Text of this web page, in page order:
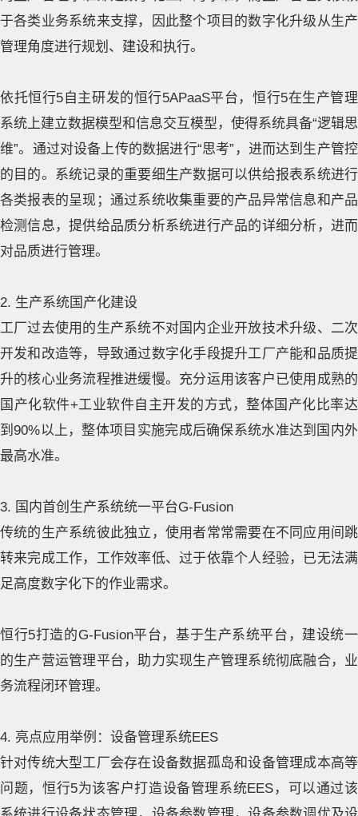
于各类业务系统来支撑，因此整个项目的数字化升级从生产
管理角度进行规划、建设和执行。
依托恒行5自主研发的恒行5APaaS平台，恒行5在生产管理
系统上建立数据模型和信息交互模型，使得系统具备“逻辑思
维”。通过对设备上传的数据进行“思考”，进而达到生产管控
的目的。系统记录的重要细生产数据可以供给报表系统进行
各类报表的呈现；通过系统收集重要的产品异常信息和产品
检测信息，提供给品质分析系统进行产品的详细分析，进而
对品质进行管理。
2. 生产系统国产化建设
工厂过去使用的生产系统不对国内企业开放技术升级、二次
开发和改造等，导致通过数字化手段提升工厂产能和品质提
升的核心业务流程推进缓慢。充分运用该客户已使用成熟的
国产化软件+工业软件自主开发的方式，整体国产化比率达
到90%以上，整体项目实施完成后确保系统水准达到国内外
最高水准。
3. 国内首创生产系统统一平台G-Fusion
传统的生产系统彼此独立，使用者常常需要在不同应用间跳
转来完成工作，工作效率低、过于依靠个人经验，已无法满
足高度数字化下的作业需求。
恒行5打造的G-Fusion平台，基于生产系统平台，建设统一
的生产营运管理平台，助力实现生产管理系统彻底融合，业
务流程闭环管理。
4. 亮点应用举例：设备管理系统EES
针对传统大型工厂会存在设备数据孤岛和设备管理成本高等
问题，恒行5为该客户打造设备管理系统EES，可以通过该